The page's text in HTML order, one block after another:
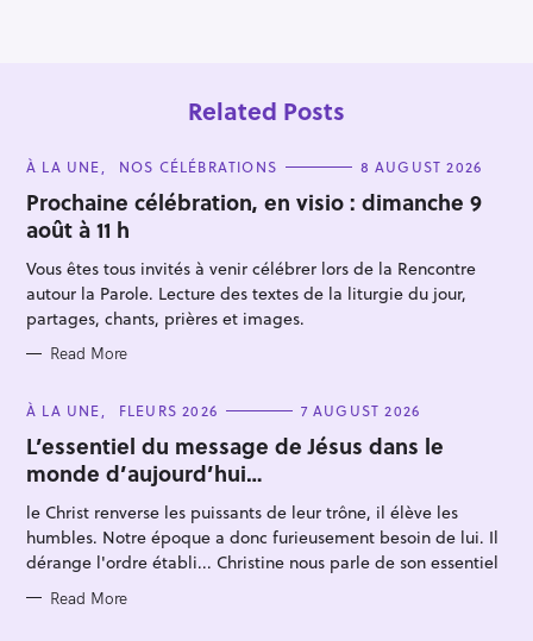
Related Posts
C
T
E
G
O
R
I
E
S
À LA UNE NOS CÉLÉBRATIONS 8 AUGUST 2026
Prochaine célébration, en visio : dimanche 9
août à 11 h
Vous êtes tous invités à venir célébrer lors de la Rencontre
autour la Parole. Lecture des textes de la liturgie du jour,
partages, chants, prières et images.
Read More
C
T
E
G
O
R
I
E
S
À LA UNE FLEURS 2026 7 AUGUST 2026
L’essentiel du message de Jésus dans le
monde d’aujourd’hui…
le Christ renverse les puissants de leur trône, il élève les
humbles. Notre époque a donc furieusement besoin de lui. Il
dérange l'ordre établi... Christine nous parle de son essentiel
Read More
S
e
a
r
c
h